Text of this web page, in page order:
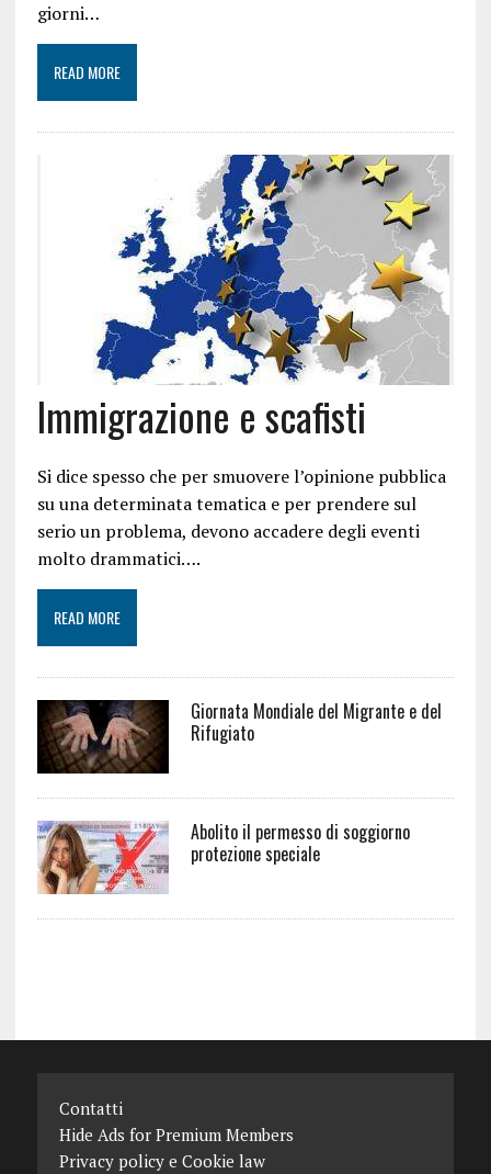
giorni…
READ MORE
Immigrazione e scafisti
Si dice spesso che per smuovere l’opinione pubblica
su una determinata tematica e per prendere sul
serio un problema, devono accadere degli eventi
molto drammatici….
READ MORE
Giornata Mondiale del Migrante e del
Rifugiato
Abolito il permesso di soggiorno
protezione speciale
Contatti
Hide Ads for Premium Members
Privacy policy e Cookie law